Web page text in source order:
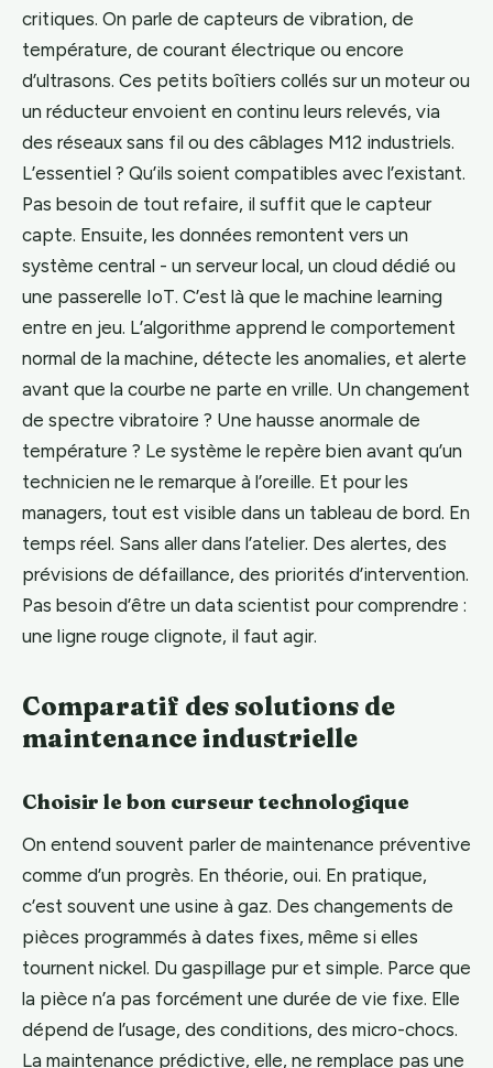
critiques. On parle de capteurs de vibration, de
température, de courant électrique ou encore
d’ultrasons. Ces petits boîtiers collés sur un moteur ou
un réducteur envoient en continu leurs relevés, via
des réseaux sans fil ou des câblages M12 industriels.
L’essentiel ? Qu’ils soient compatibles avec l’existant.
Pas besoin de tout refaire, il suffit que le capteur
capte. Ensuite, les données remontent vers un
système central - un serveur local, un cloud dédié ou
une passerelle IoT. C’est là que le machine learning
entre en jeu. L’algorithme apprend le comportement
normal de la machine, détecte les anomalies, et alerte
avant que la courbe ne parte en vrille. Un changement
de spectre vibratoire ? Une hausse anormale de
température ? Le système le repère bien avant qu’un
technicien ne le remarque à l’oreille. Et pour les
managers, tout est visible dans un tableau de bord. En
temps réel. Sans aller dans l’atelier. Des alertes, des
prévisions de défaillance, des priorités d’intervention.
Pas besoin d’être un data scientist pour comprendre :
une ligne rouge clignote, il faut agir.
Comparatif des solutions de
maintenance industrielle
Choisir le bon curseur technologique
On entend souvent parler de maintenance préventive
comme d’un progrès. En théorie, oui. En pratique,
c’est souvent une usine à gaz. Des changements de
pièces programmés à dates fixes, même si elles
tournent nickel. Du gaspillage pur et simple. Parce que
la pièce n’a pas forcément une durée de vie fixe. Elle
dépend de l’usage, des conditions, des micro-chocs.
La maintenance prédictive, elle, ne remplace pas une